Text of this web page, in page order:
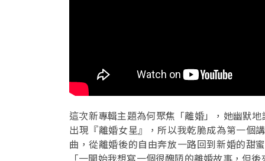
這次新專輯主題為何聚焦「離婚」，她幽默
出現『離婚女星』，所以我乾脆成為第一個
曲，從離婚後的自由奔放一路回到新婚的甜
「一開始我想寫一個很醜陋的離婚故事，但